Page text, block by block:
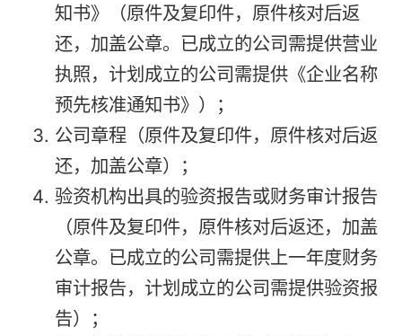
知书》（原件及复印件，原件核对后返
还，加盖公章。已成立的公司需提供营业
执照，计划成立的公司需提供《企业名称
预先核准通知书》）；
公司章程（原件及复印件，原件核对后返
还，加盖公章）；
验资机构出具的验资报告或财务审计报告
（原件及复印件，原件核对后返还，加盖
公章。已成立的公司需提供上一年度财务
审计报告，计划成立的公司需提供验资报
告）；